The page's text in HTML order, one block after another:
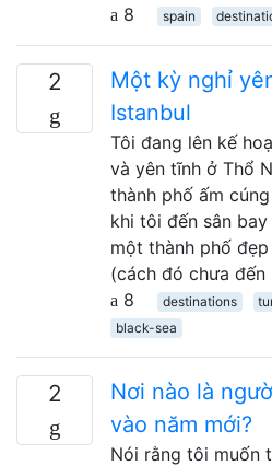
8
spain
2
Một kỳ nghỉ
Istanbul
Tôi đang lên kế
và yên tĩnh ở Thổ
thành phố ấm
khi tôi đến sân
một thành phố
(cách đó chưa
8
destinations
black-sea
2
Nơi nào là
vào năm mới?
Nói rằng tôi muốn